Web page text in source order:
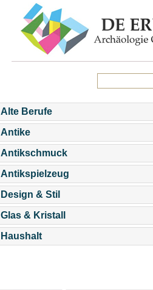
Alte Berufe
Antike
Antikschmuck
Antikspielzeug
Design & Stil
Glas & Kristall
Haushalt